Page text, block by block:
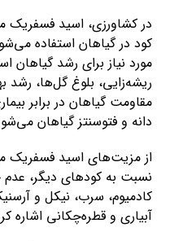
در کشاورزی، اسید فسفریک
کود در گیاهان استفاده
مورد نیاز برای رشد
ریشه‌زایی، بلوغ گل‌ها، رشد
مقاومت گیاهان در برابر
دانه و فتوسنتز گیاهان
از مزیت‌های اسید
نسبت به کودهای دیگر،
کادمیوم، سرب، نیکل و
آبیاری و قطره‌چکانی اشاره